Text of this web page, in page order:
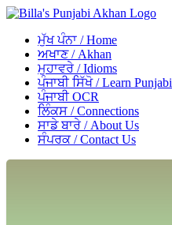
ਮੁੱਖ ਪੰਨਾ / Home
ਅਖਾਣ / Akhan
ਮੁਹਾਵਰੇ / Idioms
ਪੰਜਾਬੀ ਸਿੱਖੋ / Learn Punjabi
ਪੰਜਾਬੀ OCR
ਲਿੰਕਸ / Connections
ਸਾਡੇ ਬਾਰੇ / About Us
ਸੰਪਰਕ / Contact Us